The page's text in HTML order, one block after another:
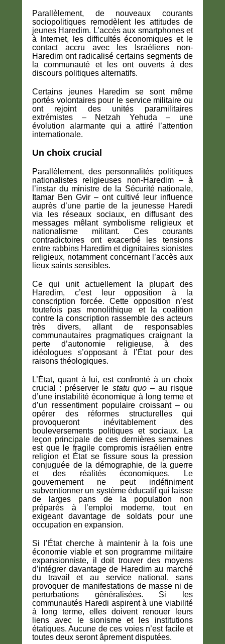
Parallèlement, de nouveaux courants
sociopolitiques remodèlent les attitudes de
jeunes Haredim. L’accès aux smartphones et
à Internet, les difficultés économiques et le
contact accru avec les Israéliens non-
Haredim ont radicalisé certains segments de
la communauté et les ont ouverts à des
discours politiques alternatifs.
Certains jeunes Haredim se sont même
portés volontaires pour le service militaire ou
ont rejoint des unités paramilitaires
extrémistes – Netzah Yehuda – une
évolution alarmante qui a attiré l’attention
internationale.
Un choix crucial
Parallèlement, des personnalités politiques
nationalistes religieuses non-Haredim – à
l’instar du ministre de la Sécurité nationale,
Itamar Ben Gvir – ont cultivé leur influence
auprès d’une partie de la jeunesse Haredi
via les réseaux sociaux, en diffusant des
messages mêlant symbolisme religieux et
nationalisme militant. Ces courants
contradictoires ont exacerbé les tensions
entre rabbins Haredim et dignitaires sionistes
religieux, notamment concernant l’accès aux
lieux saints sensibles.
Ce qui unit actuellement la plupart des
Haredim, c’est leur opposition à la
conscription forcée. Cette opposition n’est
toutefois pas monolithique et la coalition
contre la conscription rassemble des acteurs
très divers, allant de responsables
communautaires pragmatiques craignant la
perte d’autonomie religieuse, à des
idéologues s’opposant à l’État pour des
raisons théologiques.
L’État, quant à lui, est confronté à un choix
crucial : préserver le statu quo– au risque
d’une instabilité économique à long terme et
d’un ressentiment populaire croissant – ou
opérer des réformes structurelles qui
provoqueront inévitablement des
bouleversements politiques et sociaux. La
leçon principale de ces dernières semaines
est que le fragile compromis israélien entre
religion et État se fissure sous la pression
conjuguée de la démographie, de la guerre
et des réalités économiques. Le
gouvernement ne peut indéfiniment
subventionner un système éducatif qui laisse
de larges pans de la population non
préparés à l’emploi moderne, tout en
exigeant davantage de soldats pour une
occupation en expansion.
Si l’État cherche à maintenir à la fois une
économie viable et son programme militaire
expansionniste, il doit trouver des moyens
d’intégrer davantage de Haredim au marché
du travail et au service national, sans
provoquer de manifestations de masse ni de
perturbations généralisées. Si les
communautés Haredi aspirent à une viabilité
à long terme, elles doivent renouer leurs
liens avec le sionisme et les institutions
étatiques. Aucune de ces voies n’est facile et
toutes deux seront âprement disputées.